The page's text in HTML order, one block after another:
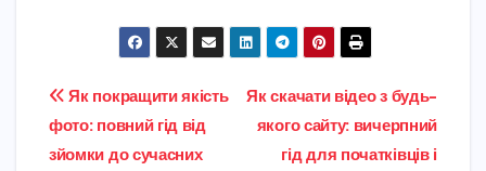
Навігація
записів
Як скачати відео з будь-
якого сайту: вичерпний
гід для початківців і
Як покращити якість
фото: повний гід від
зйомки до сучасних